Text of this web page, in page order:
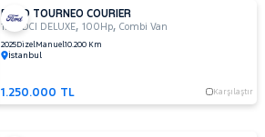
FORD TOURNEO COURIER
1.5 TDCI DELUXE,100Hp,Combi Van
2025DizelManuel10.200 Km
İstanbul
1.250.000 TL Karşılaştır